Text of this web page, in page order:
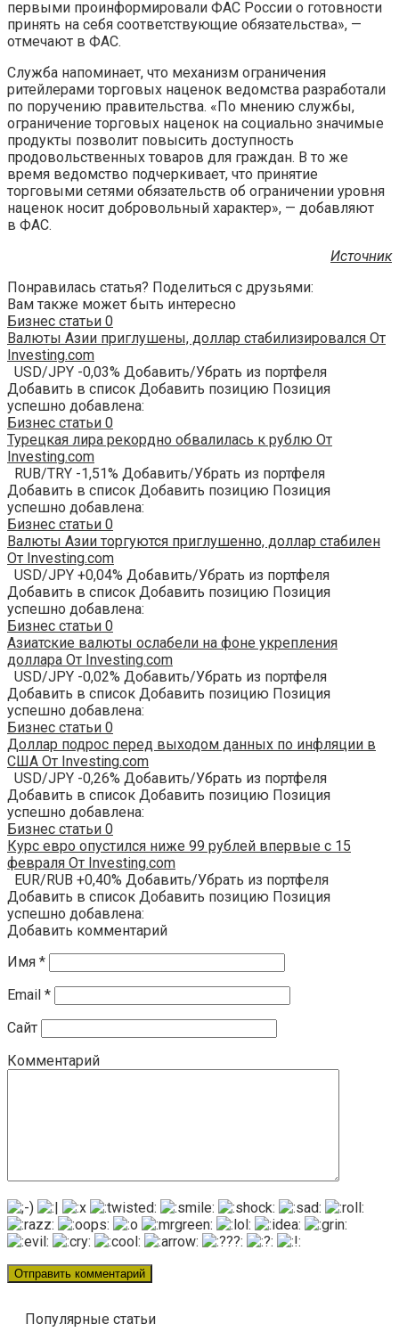
первыми проинформировали ФАС России о готовности
принять на себя соответствующие обязательства», —
отмечают в ФАС.
Служба напоминает, что механизм ограничения
ритейлерами торговых наценок ведомства разработали
по поручению правительства. «По мнению службы,
ограничение торговых наценок на социально значимые
продукты позволит повысить доступность
продовольственных товаров для граждан. В то же
время ведомство подчеркивает, что принятие
торговыми сетями обязательств об ограничении уровня
наценок носит добровольный характер», — добавляют
в ФАС.
Источник
Понравилась статья? Поделиться с друзьями:
Вам также может быть интересно
Бизнес статьи 0
Валюты Азии приглушены, доллар стабилизировался От
Investing.com
USD/JPY -0,03% Добавить/Убрать из портфеля
Добавить в список Добавить позицию Позиция
успешно добавлена:
Бизнес статьи 0
Турецкая лира рекордно обвалилась к рублю От
Investing.com
RUB/TRY -1,51% Добавить/Убрать из портфеля
Добавить в список Добавить позицию Позиция
успешно добавлена:
Бизнес статьи 0
Валюты Азии торгуются приглушенно, доллар стабилен
От Investing.com
USD/JPY +0,04% Добавить/Убрать из портфеля
Добавить в список Добавить позицию Позиция
успешно добавлена:
Бизнес статьи 0
Азиатские валюты ослабели на фоне укрепления
доллара От Investing.com
USD/JPY -0,02% Добавить/Убрать из портфеля
Добавить в список Добавить позицию Позиция
успешно добавлена:
Бизнес статьи 0
Доллар подрос перед выходом данных по инфляции в
США От Investing.com
USD/JPY -0,26% Добавить/Убрать из портфеля
Добавить в список Добавить позицию Позиция
успешно добавлена:
Бизнес статьи 0
Курс евро опустился ниже 99 рублей впервые с 15
февраля От Investing.com
EUR/RUB +0,40% Добавить/Убрать из портфеля
Добавить в список Добавить позицию Позиция
успешно добавлена:
Добавить комментарий
Имя *
Email *
Сайт
Комментарий
Популярные статьи